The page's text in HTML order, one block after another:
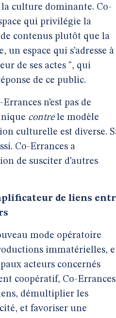
culture dominante. Co-
qui privilégie la
contenus plutôt que la
un espace qui s’adresse à
de ses actes ", qui
de ce public.
n’est pas de
contrele modèle
culturelle est diverse.
Co-Errances a
de susciter d’autres
de liens
mode opératoire
immatérielles,
acteurs concernés
coopératif, Co-Errances
démultiplier les
et favoriser une